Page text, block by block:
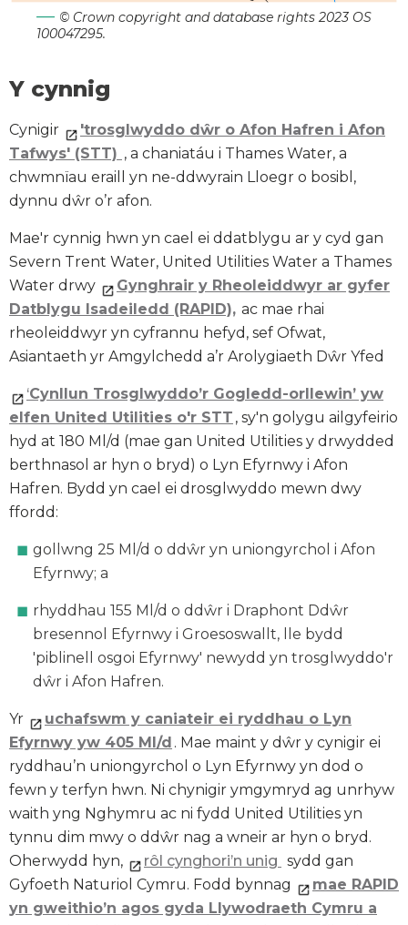
© Crown copyright and database rights 2023 OS
100047295.
Y cynnig
Cynigir
'trosglwyddo dŵr o Afon Hafren i Afon
Tafwys' (STT) , a chaniatáu i Thames Water, a
chwmnïau eraill yn ne-ddwyrain Lloegr o bosibl,
dynnu dŵr o’r afon.
Mae'r cynnig hwn yn cael ei ddatblygu ar y cyd gan
Severn Trent Water, United Utilities Water a Thames
Water drwy
Gynghrair y Rheoleiddwyr ar gyfer
Datblygu Isadeiledd (RAPID), ac mae rhai
rheoleiddwyr yn cyfrannu hefyd, sef Ofwat,
Asiantaeth yr Amgylchedd a’r Arolygiaeth Dŵr Yfed
‘Cynllun Trosglwyddo’r Gogledd-orllewin’ yw
elfen United Utilities o'r STT , sy'n golygu ailgyfeirio
hyd at 180 Ml/d (mae gan United Utilities y drwydded
berthnasol ar hyn o bryd) o Lyn Efyrnwy i Afon
Hafren. Bydd yn cael ei drosglwyddo mewn dwy
ffordd:
gollwng 25 Ml/d o ddŵr yn uniongyrchol i Afon
Efyrnwy; a
rhyddhau 155 Ml/d o ddŵr i Draphont Ddŵr
bresennol Efyrnwy i Groesoswallt, lle bydd
'piblinell osgoi Efyrnwy' newydd yn trosglwyddo'r
dŵr i Afon Hafren.
Yr
uchafswm y caniateir ei ryddhau o Lyn
Efyrnwy yw 405 Ml/d . Mae maint y dŵr y cynigir ei
ryddhau’n uniongyrchol o Lyn Efyrnwy yn dod o
fewn y terfyn hwn. Ni chynigir ymgymryd ag unrhyw
waith yng Nghymru ac ni fydd United Utilities yn
tynnu dim mwy o ddŵr nag a wneir ar hyn o bryd.
Oherwydd hyn,
rôl cynghori’n unig sydd gan
Gyfoeth Naturiol Cymru. Fodd bynnag
mae RAPID
yn gweithio’n agos gyda Llywodraeth Cymru a